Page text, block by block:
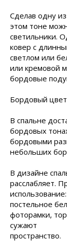
Сделав одну
этом тоне
светильники.
ковер с
светлом или
или кремовой
бордовые
Бордовый
В спальне
бордовых
бордовыми
небольших
В дизайне
расслабляет.
постельное
фоторамки,
сужают
пространство.